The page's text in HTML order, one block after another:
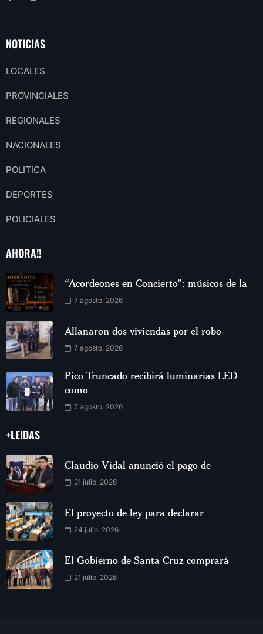
NOTICIAS
LOCALES
PROVINCIALES
REGIONALES
NACIONALES
POLITICA
DEPORTES
POLICIALES
AHORA!!
“Acordeones en Concierto”: músicos de la
7 agosto, 2026
Allanaron dos viviendas por el robo
7 agosto, 2026
Pico Truncado recibirá luminarias LED
como
7 agosto, 2026
+LEIDAS
Claudio Vidal anunció el pago de
31 julio, 2026
El proyecto de ley para declarar
24 julio, 2026
El Gobierno de Santa Cruz comprará
21 julio, 2026